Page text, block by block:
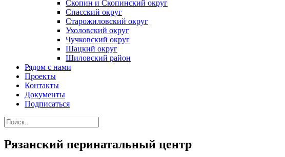
Скопин и Скопинский округ
Спасский округ
Старожиловский округ
Ухоловский округ
Чучковский округ
Шацкий округ
Шиловский район
Рядом с нами
Проекты
Контакты
Документы
Подписаться
Рязанский перинатальный центр